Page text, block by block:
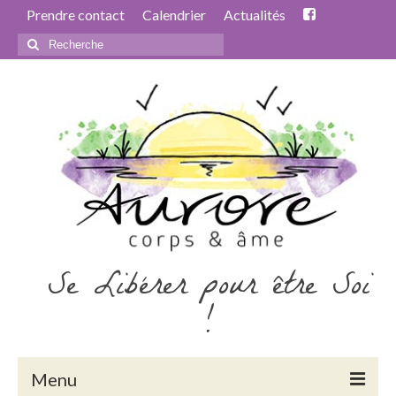
Prendre contact Calendrier Actualités
Rechercher
:
Se Libérer pour être Soi
!
Menu